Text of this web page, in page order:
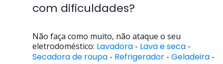
com dificuldades?
Não faça como muito, não ataque o seu
eletrodoméstico: Lavadora - Lava e seca -
Secadora de roupa - Refrigerador - Geladeira -